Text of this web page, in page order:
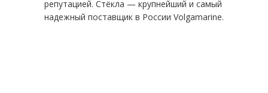
репутацией. Стёкла — крупнейший и самый
надежный поставщик в России Volgamarine.